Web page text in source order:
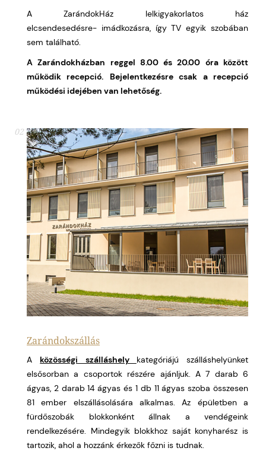
A ZarándokHáz lelkigyakorlatos ház
elcsendesedésre- imádkozásra, így TV egyik szobában
sem található.
A Zarándokházban reggel 8.00 és 20.00 óra között
működik recepció.
Bejelentkezésre csak a recepció
működési idejében van lehetőség.
02
Zarándokszállás
Aközösségi szálláshely kategóriájú szálláshelyünket
elsősorban a csoportok részére ajánljuk. A 7 darab 6
ágyas, 2 darab 14 ágyas és 1 db 11 ágyas szoba összesen
81 ember elszállásolására alkalmas. Az épületben a
fürdőszobák blokkonként állnak a vendégeink
rendelkezésére. Mindegyik blokkhoz saját konyharész is
tartozik, ahol a hozzánk érkezők főzni is tudnak.